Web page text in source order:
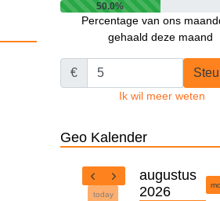
50.0%
Percentage van ons
gehaald deze maand
€
Ik wil meer weten
Geo Kalender
today
augustus
2026